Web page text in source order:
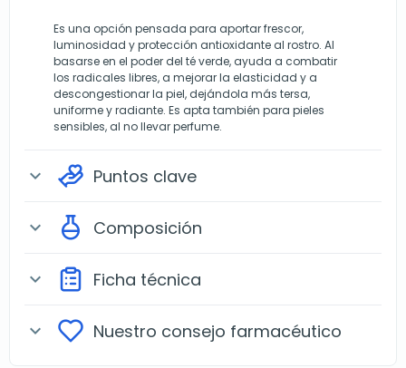
Es una opción pensada para aportar frescor,
luminosidad y protección antioxidante al rostro. Al
basarse en el poder del té verde, ayuda a combatir
los radicales libres, a mejorar la elasticidad y a
descongestionar la piel, dejándola más tersa,
uniforme y radiante. Es apta también para pieles
sensibles, al no llevar perfume.
expand_more Puntos clave
expand_more Composición
expand_more Ficha técnica
expand_more Nuestro consejo farmacéutico